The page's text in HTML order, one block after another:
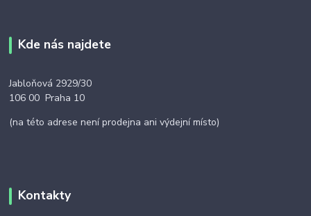
Kde nás najdete
Jabloňová 2929/30
106 00 Praha 10
(na této adrese není prodejna ani výdejní místo)
Kontakty